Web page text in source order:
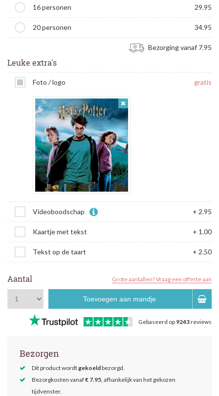
16 personen 29.95
20 personen 34.95
Bezorging vanaf 7.95
Leuke extra's
Foto / logo gratis
Videoboodschap + 2.95
Kaartje met tekst + 1.00
Tekst op de taart + 2.50
Aantal Grote aantallen? Vraag een offerte aan
Toevoegen aan mandje
Gebaseerd op 9243reviews
Bezorgen
Dit product wordtgekoeldbezorgd.
Bezorgkosten vanaf€ 7.95, afhankelijk van het gekozen
tijdvenster.